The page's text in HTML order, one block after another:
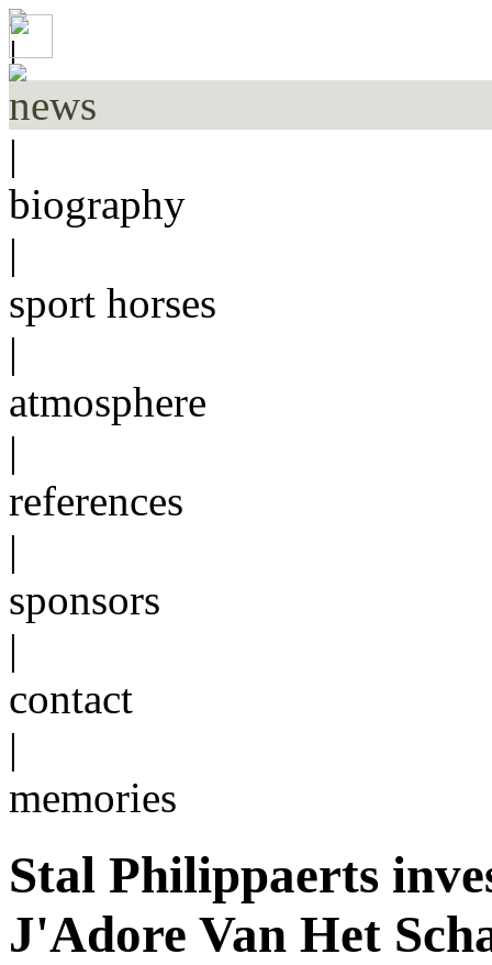
|
news
|
biography
|
sport horses
|
atmosphere
|
references
|
sponsors
|
contact
|
memories
Stal Philippaerts
J'Adore Van Het